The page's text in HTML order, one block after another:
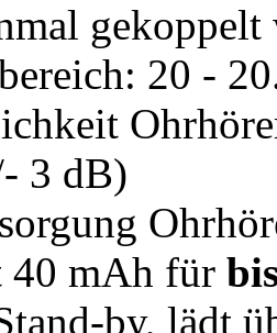
gekoppelt
20 -
3 dB)
mAh für
by, lädt